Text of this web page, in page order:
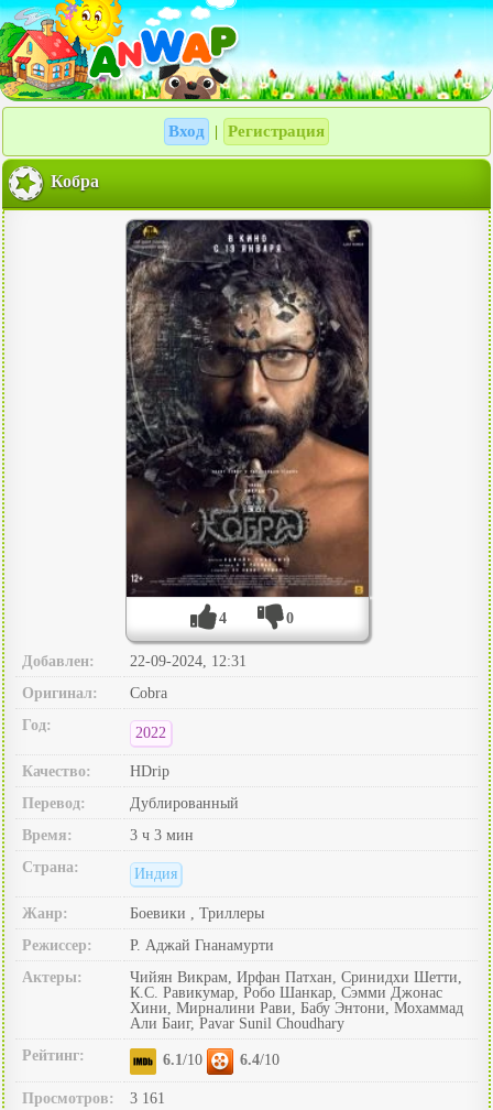
Вход Регистрация
Кобра
4 0
Добавлен:
22-09-2024, 12:31
Оригинал:
Cobra
Год:
2022
Качество:
HDrip
Перевод:
Дублированный
Время:
3 ч 3 мин
Страна:
Индия
Жанр:
Боевики , Триллеры
Режиссер:
Р. Аджай Гнанамурти
Актеры:
Чийян Викрам, Ирфан Патхан, Сринидхи Шетти,
К.С. Равикумар, Робо Шанкар, Сэмми Джонас
Хини, Мирналини Рави, Бабу Энтони, Мохаммад
Али Баиг, Pavar Sunil Choudhary
Рейтинг:
6.1/10 6.4/10
Просмотров: 3 161